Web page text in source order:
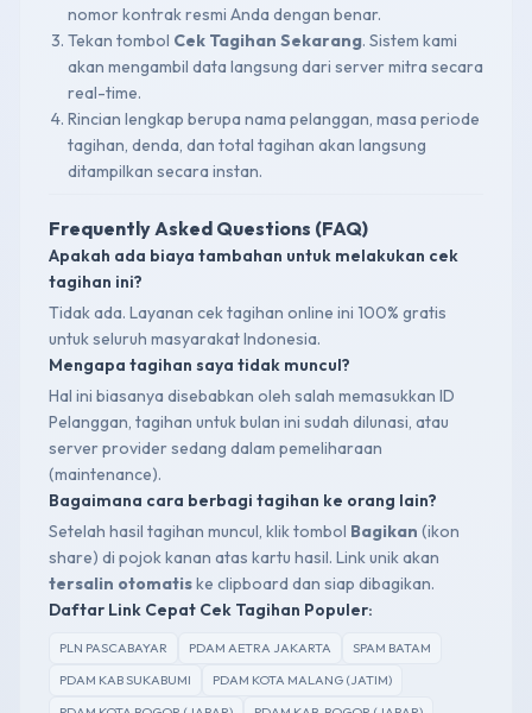
nomor kontrak resmi Anda dengan benar.
Tekan tombol Cek Tagihan Sekarang. Sistem kami
akan mengambil data langsung dari server mitra secara
real-time.
Rincian lengkap berupa nama pelanggan, masa periode
tagihan, denda, dan total tagihan akan langsung
ditampilkan secara instan.
Frequently Asked Questions (FAQ)
Apakah ada biaya tambahan untuk melakukan cek
tagihan ini?
Tidak ada. Layanan cek tagihan online ini 100% gratis
untuk seluruh masyarakat Indonesia.
Mengapa tagihan saya tidak muncul?
Hal ini biasanya disebabkan oleh salah memasukkan ID
Pelanggan, tagihan untuk bulan ini sudah dilunasi, atau
server provider sedang dalam pemeliharaan
(maintenance).
Bagaimana cara berbagi tagihan ke orang lain?
Setelah hasil tagihan muncul, klik tombol Bagikan (ikon
share) di pojok kanan atas kartu hasil. Link unik akan
tersalin otomatiske clipboard dan siap dibagikan.
Daftar Link Cepat Cek Tagihan Populer:
PLN PASCABAYAR PDAM AETRA JAKARTA
SPAM BATAM
PDAM KAB SUKABUMI
PDAM KOTA MALANG (JATIM)